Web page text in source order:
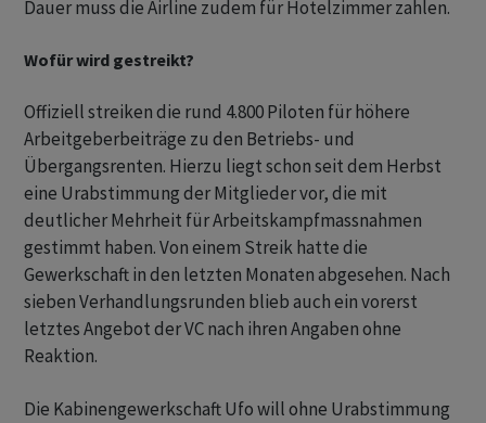
Dauer muss die Airline zudem für Hotelzimmer zahlen.
Wofür wird gestreikt?
Offiziell streiken die rund 4.800 Piloten für höhere
Arbeitgeberbeiträge zu den Betriebs- und
Übergangsrenten. Hierzu liegt schon seit dem Herbst
eine Urabstimmung der Mitglieder vor, die mit
deutlicher Mehrheit für Arbeitskampfmassnahmen
gestimmt haben. Von einem Streik hatte die
Gewerkschaft in den letzten Monaten abgesehen. Nach
sieben Verhandlungsrunden blieb auch ein vorerst
letztes Angebot der VC nach ihren Angaben ohne
Reaktion.
Die Kabinengewerkschaft Ufo will ohne Urabstimmung